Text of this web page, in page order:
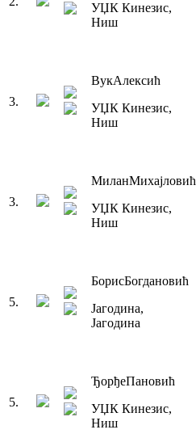
УЏК Кинезис,
Ниш
3.
ВукАлексић
УЏК Кинезис,
Ниш
3.
МиланМихајловић
УЏК Кинезис,
Ниш
5.
БорисБогдановић
Јагодина,
Јагодина
5.
ЂорђеПановић
УЏК Кинезис,
Ниш